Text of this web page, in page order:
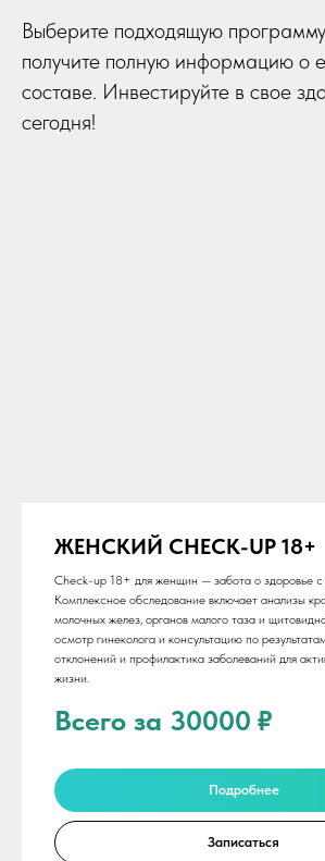
Выберите подходящую
получите полную информацию о
составе. Инвестируйте в свое
сегодня!
ЖЕНСКИЙ CHECK-UP 18+
Check-up 18+ для женщин — забота о здоровье с
Комплексное обследование включает анализы
молочных желез, органов малого таза и
осмотр гинеколога и консультацию по
отклонений и профилактика заболеваний для
жизни.
Всего за 30000 ₽
Подробнее
Записаться